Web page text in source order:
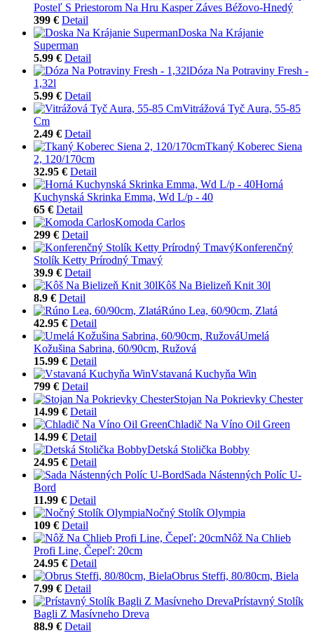
Posteľ S Priestorom Na Hru Kasper Záves Béžovo-Hnedý
399 € Detail
Doska Na Krájanie
Superman
5.99 € Detail
Dóza Na Potraviny Fresh -
1,32l
5.99 € Detail
Vitrážová Tyč Aura, 55-85
Cm
2.49 € Detail
Tkaný Koberec Siena
2, 120/170cm
32.95 € Detail
Horná
Kuchynská Skrinka Emma, Wd L/p - 40
65 € Detail
Komoda Carlos
299 € Detail
Konferenčný
Stolík Ketty Prírodný Tmavý
39.9 € Detail
Kôš Na Bielizeň Knit 30l
8.9 € Detail
Rúno Lea, 60/90cm, Zlatá
42.95 € Detail
Umelá
Kožušina Sabrina, 60/90cm, Ružová
15.99 € Detail
Vstavaná Kuchyňa Win
799 € Detail
Stojan Na Pokrievky Chester
14.99 € Detail
Chladič Na Víno Oil Green
14.99 € Detail
Detská Stolička Bobby
24.95 € Detail
Sada Nástenných Políc U-
Bord
11.99 € Detail
Nočný Stolík Olympia
109 € Detail
Nôž Na Chlieb
Profi Line, Čepeľ: 20cm
24.95 € Detail
Obrus Steffi, 80/80cm, Biela
7.99 € Detail
Prístavný Stolík
Bagli Z Masívneho Dreva
88.9 € Detail